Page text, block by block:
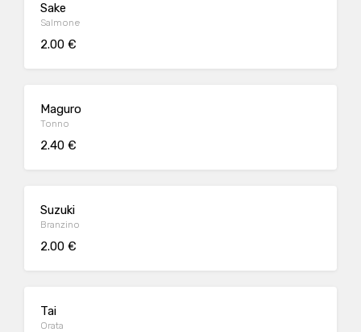
Sake
Salmone
2.00 €
Maguro
Tonno
2.40 €
Suzuki
Branzino
2.00 €
Tai
Orata